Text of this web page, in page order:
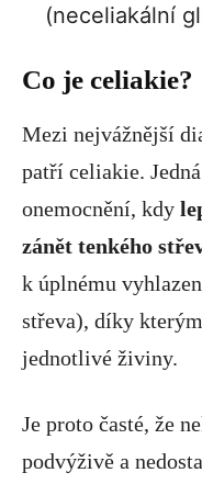
(neceliakální
Co je celiakie?
Mezi nejvážnější
patří celiakie.
onemocnění, kdy
zánět tenkého
k úplnému
střeva), díky
jednotlivé živiny.
Je proto časté, že
podvýživě a